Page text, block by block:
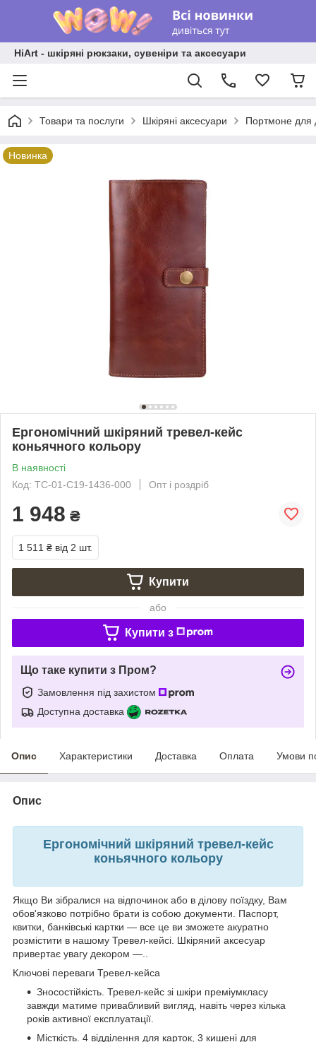
HiArt - шкіряні рюкзаки, сувеніри та аксесуари
Товари та послуги Шкіряні аксесуари Портмоне для
Новинка
Ергономічний шкіряний тревел-кейс
коньячного кольору
В наявності
Код: TC-01-C19-1436-000
Опт і роздріб
1 948 ₴
1 511 ₴ від 2 шт.
Купити
або
Купити з
Що таке купити з Пром?
Замовлення під захистом
Доступна доставка
Опис Характеристики Доставка Оплата Умови
Опис
Ергономічний шкіряний тревел-кейс
коньячного кольору
Якщо Ви зібралися на відпочинок або в ділову поїздку, Вам
обов'язково потрібно брати із собою документи. Паспорт,
квитки, банківські картки — все це ви зможете акуратно
розмістити в нашому Тревел-кейсі. Шкіряний аксесуар
привертає увагу декором —..
Ключові переваги Тревел-кейса
Зносостійкість. Тревел-кейс зі шкіри преміумкласу
завжди матиме привабливий вигляд, навіть через кілька
років активної експлуатації.
Місткість. 4 відділення для карток, 3 кишені для